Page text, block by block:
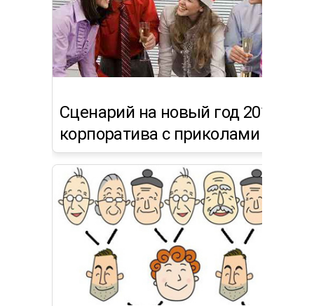
Сценарий на новый год 2015 для
корпоратива с приколами